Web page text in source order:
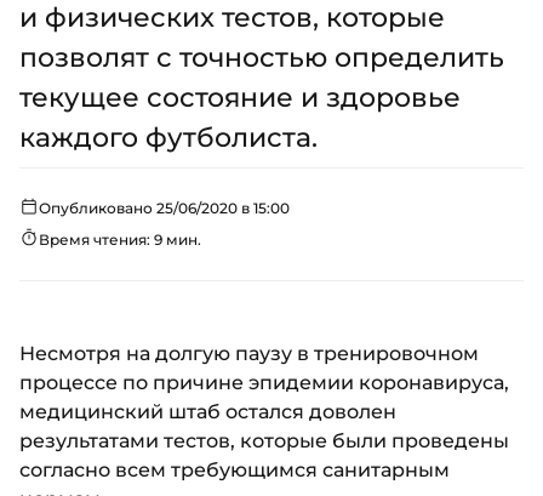
и физических тестов, которые
позволят с точностью определить
текущее состояние и здоровье
каждого футболиста.
Опубликовано 25/06/2020 в 15:00
Время чтения: 9 мин.
Несмотря на долгую паузу в тренировочном
процессе по причине эпидемии коронавируса,
медицинский штаб остался доволен
результатами тестов, которые были проведены
согласно всем требующимся санитарным